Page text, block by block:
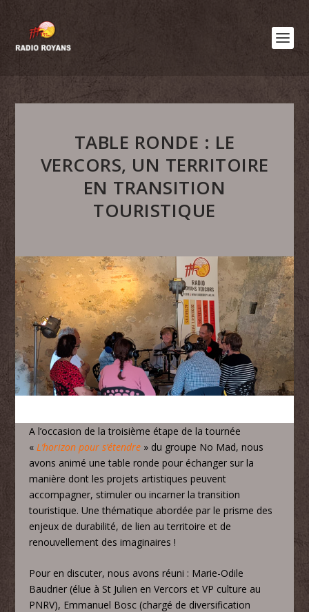
TABLE RONDE : LE
VERCORS, UN TERRITOIRE
EN TRANSITION
TOURISTIQUE
A l’occasion de la troisième étape de la tournée
« L’horizon pour s’étendre » du groupe No Mad, nous
avons animé une table ronde pour échanger sur la
manière dont les projets artistiques peuvent
accompagner, stimuler ou incarner la transition
touristique. Une thématique abordée par le prisme des
enjeux de durabilité, de lien au territoire et de
renouvellement des imaginaires !
Pour en discuter, nous avons réuni : Marie-Odile
Baudrier (élue à St Julien en Vercors et VP culture au
PNRV), Emmanuel Bosc (chargé de diversification